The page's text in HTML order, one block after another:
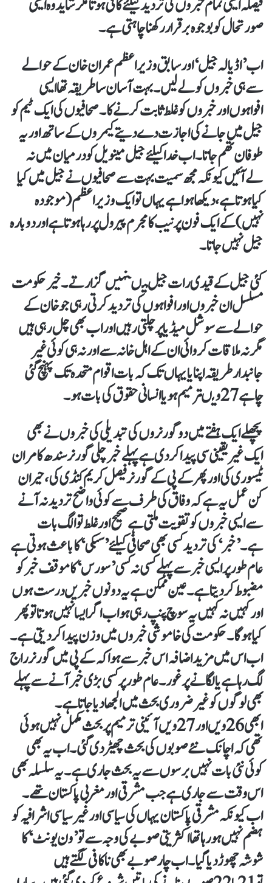
فیصلہ ایسی تمام خبروں کی تردید کیلئے کافی ہوتا مگر شاید وہ ایسی
صورتحال کوبوجوہ برقرار رکھنا چاہتی ہے ۔
اب ’ اڈیالہ جیل‘ اور سابق وزیر اعظم عمران خان کے حوالے
سے ہی خبروں کو لے لیں۔ بہت آسان سا طریقہ تھا ایسی
افواہوں اور خبروں کو غلط ثابت کرنے کا۔ صحافیوں کی ایک ٹیم کو
جیل میں جانے کی اجازت دے دیتے کیمروں کے ساتھ اور یہ
طوفان تھم جاتا۔ اب خدا کیلئے جیل مینویل کودرمیان میں نہ
لے آئیں کیونکہ مجھ سمیت بہت سے صحافیوں نے جیل میں کیا
کیا ہوتا ہے، دیکھا ہوا ہے یہاں تو ایک وزیر اعظم( موجودہ
نہیں) کے ایک فون پرنیب کا مجرم پیرول پررہا ہوتا ہے اور دوبارہ
جیل نہیں جاتا۔
کئی جیل کے قیدی رات جیل میںنہیں گزارتے۔خیر حکومت
مسلسل ان خبروں اور افواہوں کی تردید کرتی رہی جو خان کے
حوالے سے سوشل میڈیا پر چلتی رہیں اور اب بھی چل رہی ہیں
مگر نہ ملاقات کروائی ان کے اہل خانہ سے اور نہ ہی کوئی غیر
جانبدار طریقہ اپنایا یہاں تک کہ بات اقوام متحدہ تک پہنچ گئی
چاہے27ویںترمیم ہو یا انسانی حقوق کی بات ہو۔
پچھلے ایک ہفتے میں دوگورنروں کی تبدیلی کی خبروں نے بھی
ایک غیریقینی سی پیدا کردی ہے پہلے خبر چلی گورنر سندھ کامران
ٹیسوری کی اور پھر کے پی کے گورنر فیصل کریم کنڈی کی، حیران
کن عمل یہ ہے کہ وفاق کی طرف سے کوئی واضح تردید نہ آنے
سے ایسی خبروں کو تقویت ملتی ہے صحیح اور غلط تو الگ بات
ہے۔’خبر‘ کی تردید کسی بھی صحافی کیلئے’ سبکی‘ کا باعث ہوتی ہے
عام طور پر ایسی خبر سے پہلے کسی نہ کسی’ سورس‘ کا موقف خبر کو
مضبوط کردیتا ہے۔ عین ممکن ہے یہ دونوں خبریں درست ہوں
اور کہیں نہ کہیں یہ سوچ پنپ رہی ہو اب اگر ایسا نہیں ہوتا توپھر
کیا ہوگا۔ حکومت کی خاموشی خبروں میں وزن پیدا کردیتی ہے۔
اب اس میں مزید اضافہ اس خبر سے ہوا کہ کے پی میں گورنر راج
لگ رہا ہے یا لگانے پر غور۔عام طور پر کسی بڑی خبر آنے سے پہلے
بھی لوگوں کو غیر ضروری بحث میں الجھادیا جاتا ہے۔
ابھی26ویں اور 27ویں آئینی ترمیم پر بحث مکمل نہیں ہوئی
تھی کہ اچانک نئے صوبوں کی بحث چھیڑ دی گئی۔ اب یہ بھی
کوئی نئی بات نہیں برسوں سے یہ بحث جاری ہے۔ یہ سلسلہ بھی
اس وقت سے جاری ہے جب مشرقی اور مغربی پاکستان تھے۔
اب کیونکہ مشرقی پاکستان یہاں کی سیاسی اور غیرسیاسی اشرافیہ کو
ہضم نہیں ہورہا تھا اکثریتی صوبے کی وجہ سے تو’ون یونٹ‘ کا
شوشہ چھوڑ دیا گیا۔اب چارصوبے بھی ناکافی لگتے ہیں